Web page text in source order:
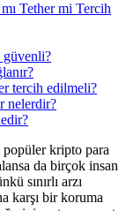
Tether mi Tercih
güvenli?
tercih edilmeli?
nelerdir?
popüler kripto para
da birçok insan
sınırlı arzı
karşı bir koruma